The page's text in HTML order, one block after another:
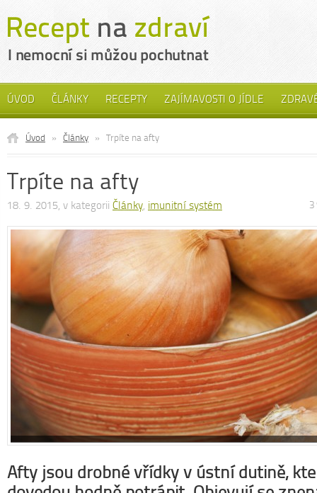
ÚVOD ČLÁNKY RECEPTY ZAJÍMAVOSTI O JÍDLE
Úvod » Články » Trpíte na afty
Trpíte na afty
18. 9. 2015, v kategorii Články, imunitní systém
Afty jsou drobné vřídky v ústní dutině,